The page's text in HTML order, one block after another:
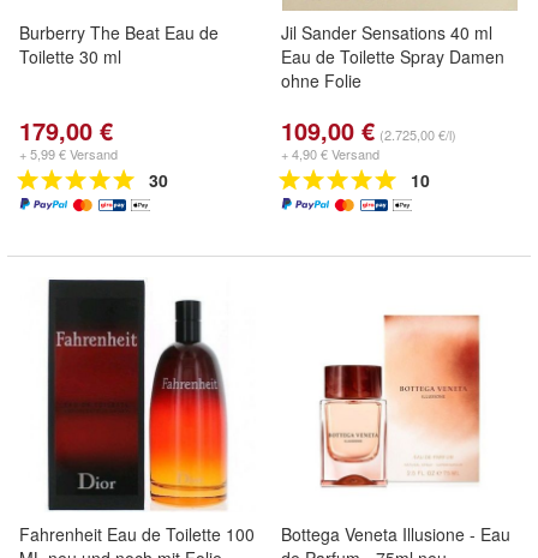
Burberry The Beat Eau de
Toilette 30 ml
179,00 €
+ 5,99 € Versand
30
Jil Sander Sensations 40 ml
Eau de Toilette Spray Damen
ohne Folie
109,00 € (2.725,00 €/l)
+ 4,90 € Versand
10
Fahrenheit Eau de Toilette 100
Bottega Veneta Illusione - Eau